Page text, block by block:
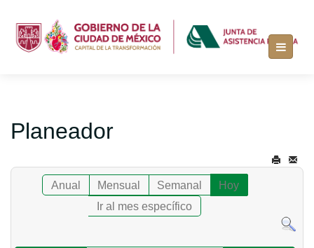
Planeador
Anual Mensual Semanal
Hoy
Ir al mes específico